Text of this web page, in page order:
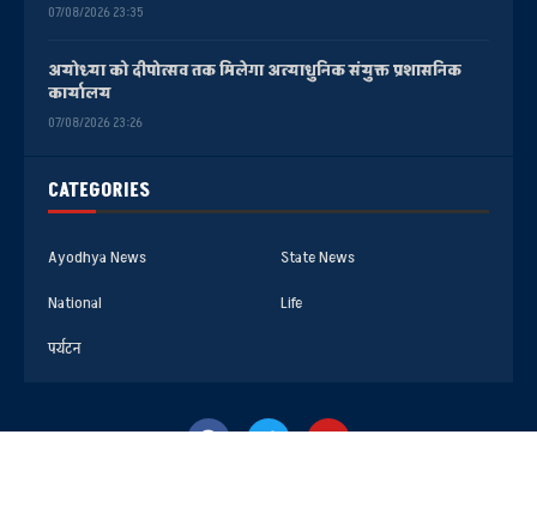
CATEGORIES
Ayodhya News
State News
National
Life
पर्यटन
07/08/2026 23:35
अयोध्या को दीपोत्सव तक मिलेगा अत्याधुनिक संयुक्त प्रशासनिक
कार्यालय
07/08/2026 23:26